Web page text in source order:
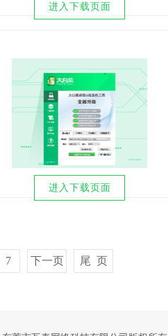
进入下载页面
进入下载页面
7 下一页 尾 页